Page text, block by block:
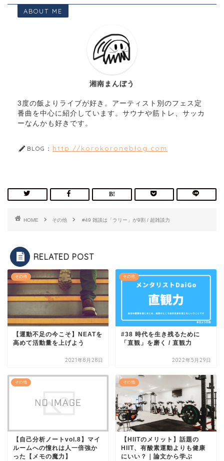
ABOUT ME
湘南まんぼう
3度の飯よりライブが好き。アーティスト別のフェス定
番曲を中心に紹介しています。サウナや筋トレ、サッカ
ーなんかも好きです。
BLOG： http://korokoroneblog.com
HOME その他 #49 雑談は「ラリー」が9割 / 超雑談力
RELATED POST
その他
【運動不足の今こそ】NEATを
高めて活動量を上げよう
2021年8月28日
その他
#38 時代を生き残るために
「直観」を磨く / 直観力
2022年5月29日
その他
【自己分析ノートvol.8】マイ
ルームへの憧れは人一倍強か
った【メモの魔力】
その他
【HIITのメリット】話題の
HIIT、有酸素運動よりも健康
にいい？｜論文から学ぶ